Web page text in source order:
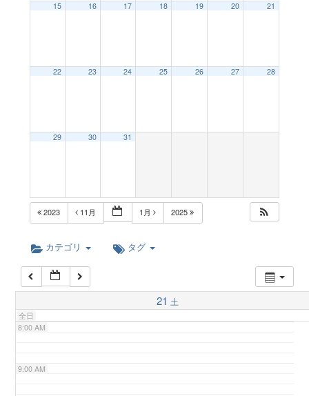
i
15 16 17 18 19 20 21
22 23 24 25 26 27 28
29 30 31
2023 11月 1月 2025
カテゴリ タグ
21 土
全日
5:00 AM
6:00 AM
7:00 AM
8:00 AM
9:00 AM